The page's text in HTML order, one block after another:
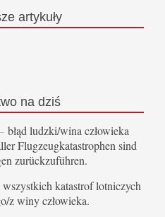
artykuły
na dziś
błąd ludzki/wina człowieka
Flugzeugkatastrophen sind
zurückzuführen.
katastrof lotniczych
z winy człowieka.